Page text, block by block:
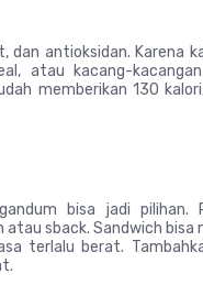
dan antioksidan. Karena
atau kacang-
memberikan 130
bisa jadi pilihan.
sback. Sandwich bisa
terlalu berat.